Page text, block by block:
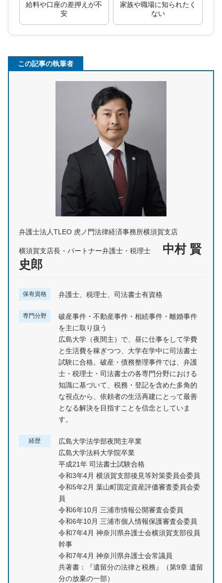
給料や口座の差押えが不
安
家族や職場に知られたく
ない
この記事の執筆者
弁護士法人TLEO 虎ノ門法律経済事務所横須賀支店
横須賀支店長・パートナー弁護士・税理士
中村 賢
史郎
保有資格 弁護士、税理士、司法書士有資格
専門分野
破産事件・不動産事件・相続事件・離婚事件
を主に取り扱う
広島大学（夜間主）で、昼に仕事をして学費
と生活費を稼ぎつつ、大学在学中に司法書士
試験に合格。破産・債務整理事件では、弁護
士・税理士・司法書士の各専門分野における
知識に基づいて、税務・登記を含めた多角的
な視点から、依頼者の生活再建にとって最善
となる解決を目指すことを信念としていま
す。
経歴
広島大学法学部夜間主卒業
広島大学法科大学院卒業
平成21年 司法書士試験合格
令和3年4月 横須賀支部後見等対策委員会委員
令和5年2月 葉山町固定資産評価審査委員会委
員
令和6年10月 三浦市情報公開審査会委員
令和6年10月 三浦市個人情報保護審査会委員
令和7年4月 神奈川県弁護士会横須賀支部役員
幹事
令和7年4月 神奈川県弁護士会常議員
共著書：『遺留分の法律と税務』（第9章 遺留
分の放棄の一部）